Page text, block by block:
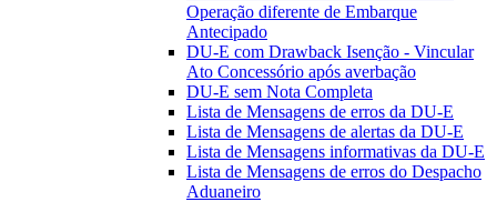
Operação diferente de Embarque
Antecipado
DU-E com Drawback Isenção - Vincular
Ato Concessório após averbação
DU-E sem Nota Completa
Lista de Mensagens de erros da DU-E
Lista de Mensagens de alertas da DU-E
Lista de Mensagens informativas da DU-E
Lista de Mensagens de erros do Despacho
Aduaneiro